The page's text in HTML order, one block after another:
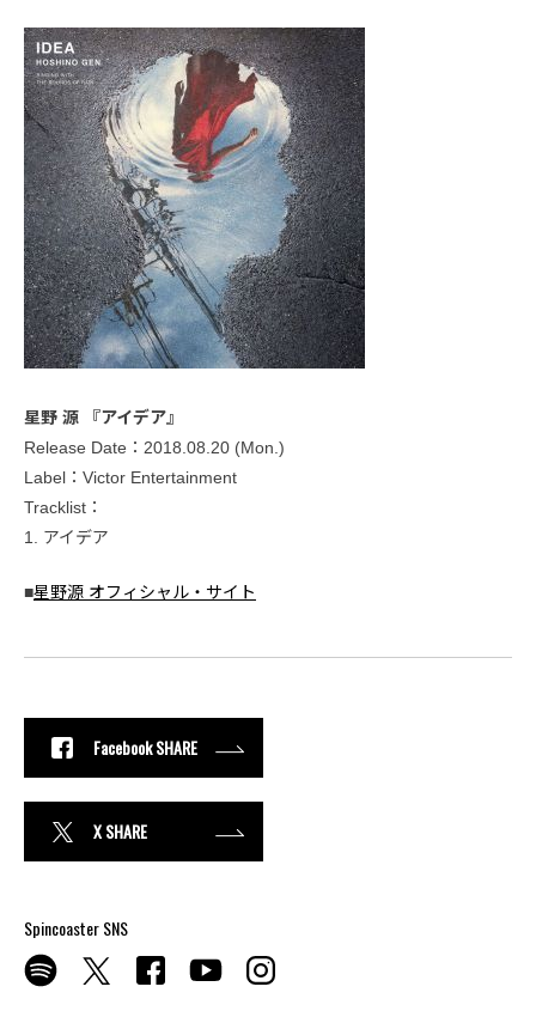
星野 源 『アイデア』
Release Date：2018.08.20 (Mon.)
Label：Victor Entertainment
Tracklist：
1. アイデア
■星野源 オフィシャル・サイト
Facebook SHARE
X SHARE
Spincoaster SNS